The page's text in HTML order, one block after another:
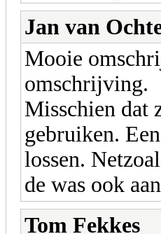
Jan van
Mooie
omschrijving.
Misschien dat
gebruiken.
lossen.
de was ook
Tom Fekkes